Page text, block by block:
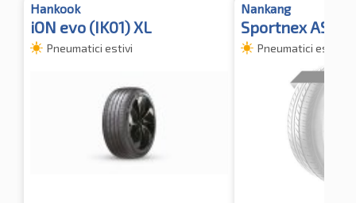
Hankook
iON evo (IK01) XL
Pneumatici estivi
Nankang
Sportnex AS-3
Pneumatici estivi